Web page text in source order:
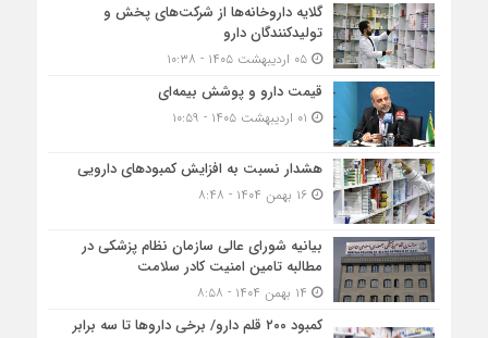
گلایه داروخانه‌ها از شرکت‌های پخش و
تولیدکنندگان دارو
۰۵ اردیبهشت ۱۴۰۵ - ۱۰:۳۸
قیمت دارو و پوشش بیمه‌ای
هشدار نسبت به افزایش کمبودهای دارویی
۱۶ بهمن ۱۴۰۴ - ۸:۴۸
بیانیه شورای عالی سازمان نظام پزشکی در
مطالبه تامین امنیت کادر سلامت
کمبود ۲۰۰ قلم دارو/ برخی داروها تا سه برابر